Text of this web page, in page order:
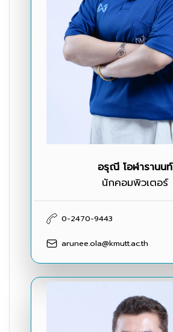
อรุณี โอฬารานนท์
นักคอมพิวเตอร์
0-2470-9443
arunee.ola@kmutt.ac.th